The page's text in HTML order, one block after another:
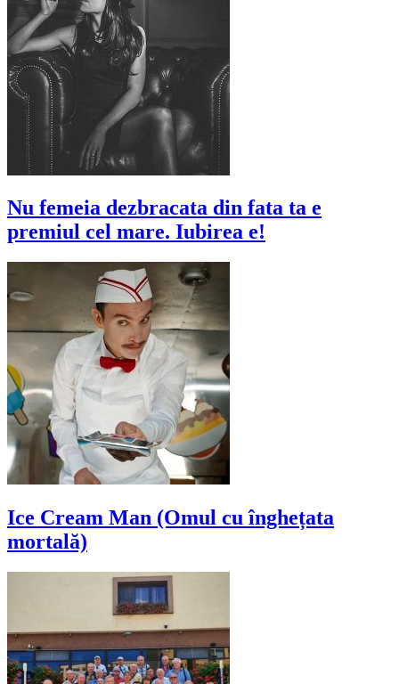
Nu femeia dezbracata din fata ta e
premiul cel mare. Iubirea e!
Ice Cream Man (Omul cu înghețata
mortală)